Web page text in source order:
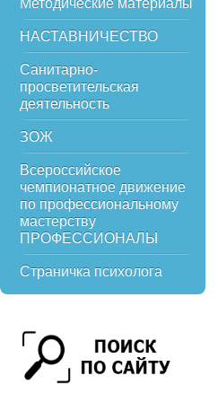
Методические материалы
НАСТАВНИЧЕСТВО
Санитарно-
просветительская
деятельность
ЗОЖ
Всероссийское
чемпионатное движение
по профессиональному
мастерству
ПРОФЕССИОНАЛЫ
Страничка психолога